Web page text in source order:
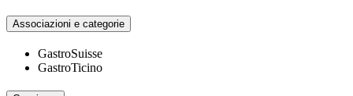
Associazioni e categorie
GastroSuisse
GastroTicino